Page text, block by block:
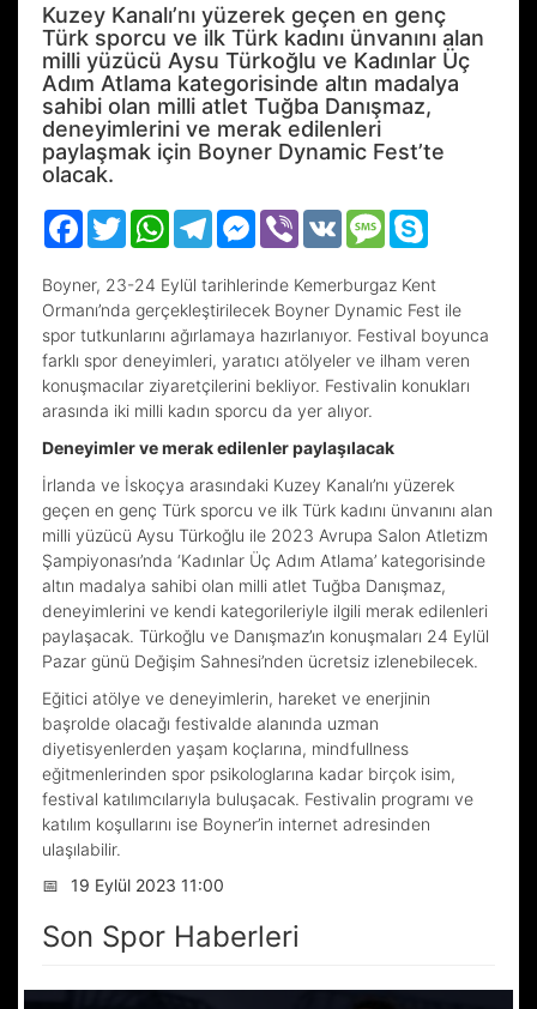
Kuzey Kanalı’nı yüzerek geçen en genç
Türk sporcu ve ilk Türk kadını ünvanını alan
milli yüzücü Aysu Türkoğlu ve Kadınlar Üç
Adım Atlama kategorisinde altın madalya
sahibi olan milli atlet Tuğba Danışmaz,
deneyimlerini ve merak edilenleri
paylaşmak için Boyner Dynamic Fest’te
olacak.
Facebook
TwitterWhatsAppTelegramMessenger
Viber VK Message
Boyner, 23-24 Eylül tarihlerinde Kemerburgaz Kent
Ormanı’nda gerçekleştirilecek Boyner Dynamic Fest ile
spor tutkunlarını ağırlamaya hazırlanıyor. Festival boyunca
farklı spor deneyimleri, yaratıcı atölyeler ve ilham veren
konuşmacılar ziyaretçilerini bekliyor. Festivalin konukları
arasında iki milli kadın sporcu da yer alıyor.
Deneyimler ve merak edilenler paylaşılacak
İrlanda ve İskoçya arasındaki Kuzey Kanalı’nı yüzerek
geçen en genç Türk sporcu ve ilk Türk kadını ünvanını alan
milli yüzücü Aysu Türkoğlu ile 2023 Avrupa Salon Atletizm
Şampiyonası’nda ‘Kadınlar Üç Adım Atlama’ kategorisinde
altın madalya sahibi olan milli atlet Tuğba Danışmaz,
deneyimlerini ve kendi kategorileriyle ilgili merak edilenleri
paylaşacak. Türkoğlu ve Danışmaz’ın konuşmaları 24 Eylül
Pazar günü Değişim Sahnesi’nden ücretsiz izlenebilecek.
Eğitici atölye ve deneyimlerin, hareket ve enerjinin
başrolde olacağı festivalde alanında uzman
diyetisyenlerden yaşam koçlarına, mindfullness
eğitmenlerinden spor psikologlarına kadar birçok isim,
festival katılımcılarıyla buluşacak. Festivalin programı ve
katılım koşullarını ise Boyner’in internet adresinden
ulaşılabilir.
📅
19 Eylül 2023 11:00
Son Spor Haberleri